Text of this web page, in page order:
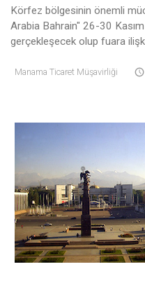
Körfez bölgesinin önemli
Arabia Bahrain" 26-30
gerçekleşecek olup fuara
Manama Ticaret Müşavirliği